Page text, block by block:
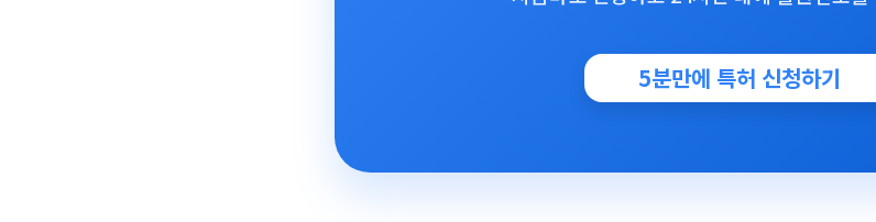
5분만에 특허 신청하기